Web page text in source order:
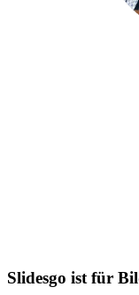
Slidesgo ist für